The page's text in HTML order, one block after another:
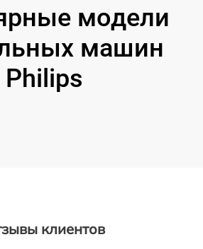
модели
машин
Philips
клиентов